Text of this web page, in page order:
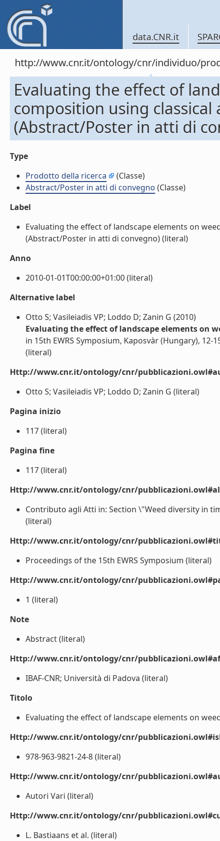
data.CNR.it
http://www.cnr.it/ontology/cnr/individuo/
Evaluating the effect of
composition using
(Abstract/Poster in atti di
Type
Prodotto della ricerca
(Classe)
Abstract/Poster in atti di convegno (Classe)
Label
Evaluating the effect of landscape elements on
(Abstract/Poster in atti di convegno) (literal)
Anno
2010-01-01T00:00:00+01:00 (literal)
Alternative label
Otto S; Vasileiadis VP; Loddo D; Zanin G (2010)
Evaluating the effect of landscape elements on
in 15th EWRS Symposium, Kaposvàr (Hungary), 12-
(literal)
Http://www.cnr.it/ontology/cnr/
Otto S; Vasileiadis VP; Loddo D; Zanin G (literal)
Pagina inizio
117 (literal)
Pagina fine
117 (literal)
Http://www.cnr.it/ontology/cnr/
Contributo agli Atti in: Section \"Weed diversity in
(literal)
Http://www.cnr.it/ontology/cnr/
Proceedings of the 15th EWRS Symposium (literal)
Http://www.cnr.it/ontology/cnr/
1 (literal)
Note
Abstract (literal)
Http://www.cnr.it/ontology/cnr/
IBAF-CNR; Università di Padova (literal)
Titolo
Evaluating the effect of landscape elements on
Http://www.cnr.it/ontology/cnr/
978-963-9821-24-8 (literal)
Http://www.cnr.it/ontology/cnr/
Autori Vari (literal)
Http://www.cnr.it/ontology/cnr/
L. Bastiaans et al. (literal)